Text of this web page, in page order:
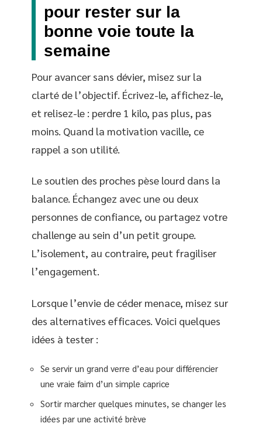
pour rester sur la
bonne voie toute la
semaine
Pour avancer sans dévier, misez sur la
clarté de l’objectif. Écrivez-le, affichez-le,
et relisez-le : perdre 1 kilo, pas plus, pas
moins. Quand la motivation vacille, ce
rappel a son utilité.
Le soutien des proches pèse lourd dans la
balance. Échangez avec une ou deux
personnes de confiance, ou partagez votre
challenge au sein d’un petit groupe.
L’isolement, au contraire, peut fragiliser
l’engagement.
Lorsque l’envie de céder menace, misez sur
des alternatives efficaces. Voici quelques
idées à tester :
Se servir un grand verre d’eau pour différencier
une vraie faim d’un simple caprice
Sortir marcher quelques minutes, se changer les
idées par une activité brève